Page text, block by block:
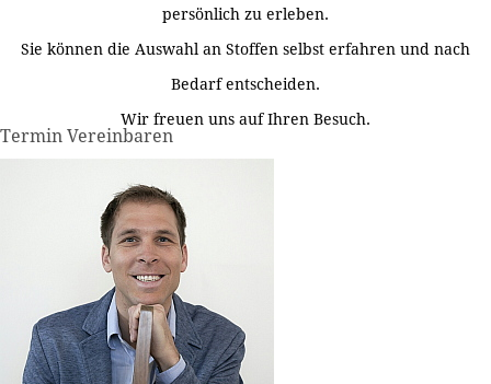
persönlich zu erleben.
Sie können die Auswahl an Stoffen selbst erfahren und nach
Bedarf entscheiden.
Wir freuen uns auf Ihren Besuch.
Termin Vereinbaren